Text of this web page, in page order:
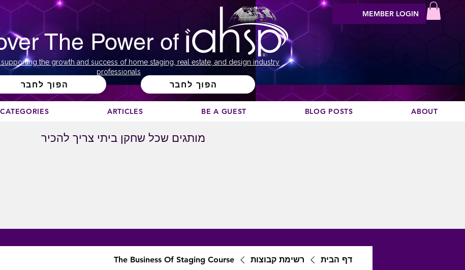
The Power of
the growth and success of home staging, real estate, and design industry
professionals
הפוך לחבר הפוך לחבר
MEMBER LOGIN
ARTICLES BE A GUEST BLOG POSTS ABOUT
מותגים שכל שחקן ביתי צריך להכיר
דף הבית רשימת קבוצות The Business Of Staging Course